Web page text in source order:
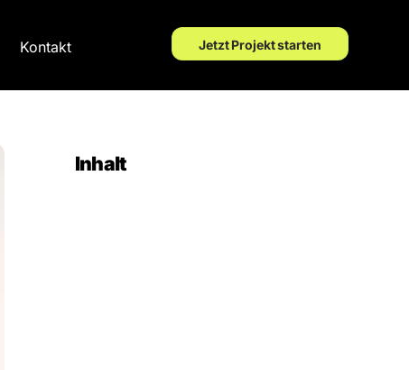
Kontakt Jetzt Projekt starten
Inhalt